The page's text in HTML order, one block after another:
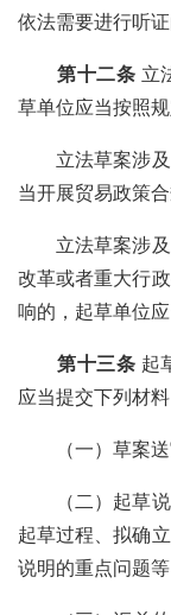
依法需要进行听
第十二条 立
草单位应当按照
立法草案涉
当开展贸易政策合
立法草案涉
改革或者重大行
响的，起草单位
第十三条 起
应当提交下列材料
（一） 草案
（二）起草
起草过程、拟确
说明的重点问题等